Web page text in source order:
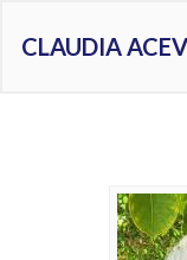
CLAUDIA